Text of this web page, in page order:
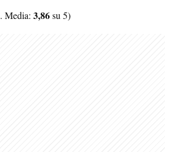
. Media: 3,86su 5)